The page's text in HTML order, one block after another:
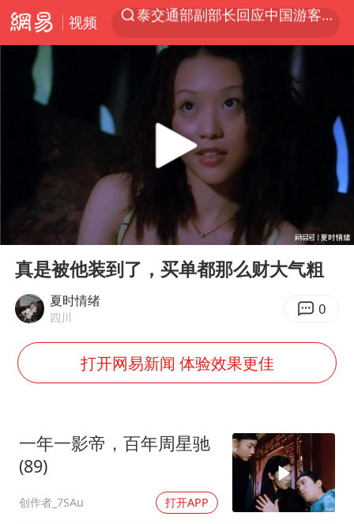
视频
夜幕落下 运动上场
Meta被判支付5.67亿美元
日本广岛民众举行游行反对政府行径
实探山东最热的“中国蔬菜之乡”
粉笔发布“自曝式”公开信
哈尔滨暴雨饭店门挡积水
服务实体经济 财政金融打出组合拳
男子结婚8年发现3个女儿均非亲生
Play
00:00 00:49
真是被他装到了，买单都那么财大气粗
夏时情绪
四川 0
打开网易新闻 体验效果更佳
一年一影帝，百年周星驰
(89)
创作者_7SAu 打开APP